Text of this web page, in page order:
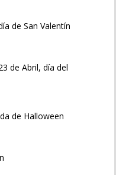
de San Valentín
de Abril, día del
de Halloween